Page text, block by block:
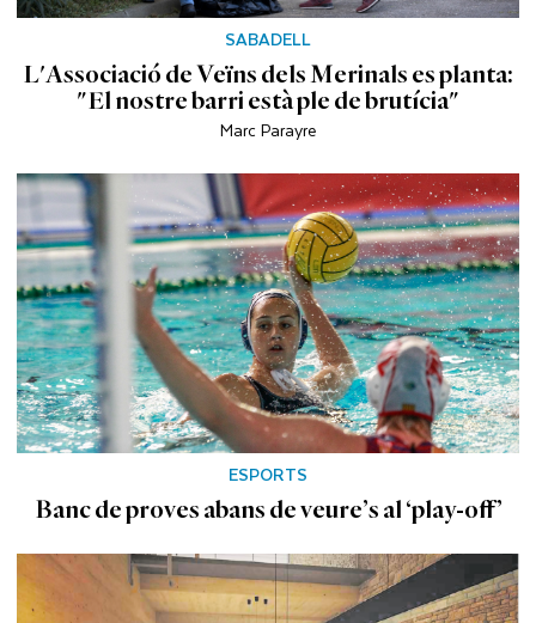
SABADELL
L'Associació de Veïns dels Merinals es planta:
"El nostre barri està ple de brutícia"
Marc Parayre
ESPORTS
Banc de proves abans de veure’s al ‘play-off’